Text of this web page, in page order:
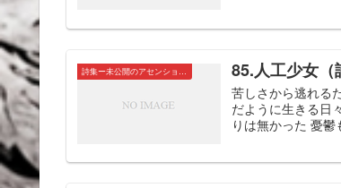
詩集ー未公開のアセンションたちー 85.人工少女（
苦しさから逃れる
だように生きる日
りは無かった 憂